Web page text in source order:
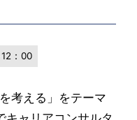
：00
考える」をテーマ